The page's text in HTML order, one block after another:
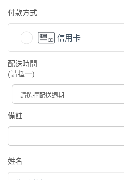
付款方式
信用卡
配送時間
(請擇一)
備註
姓名